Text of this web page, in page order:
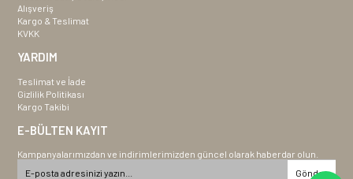
Alışveriş
Kargo & Teslimat
KVKK
YARDIM
Teslimat ve İade
Gizlilik Politikası
Kargo Takibi
E-BÜLTEN KAYIT
Kampanyalarımızdan ve indirimlerimizden güncel olarak haberdar olun.
Gönder